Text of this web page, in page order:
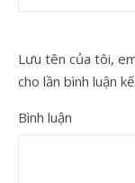
Lưu tên của tôi,
cho lần bình luận
Bình luận